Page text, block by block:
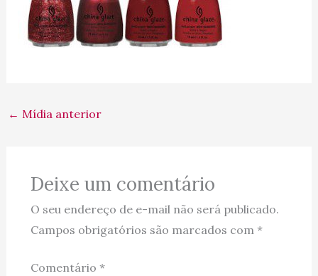
← Mídia anterior
Deixe um comentário
O seu endereço de e-mail não será publicado.
Campos obrigatórios são marcados com *
Comentário *